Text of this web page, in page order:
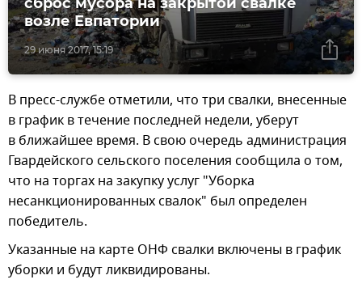
29 июня 2017, 15:19
возле Евпатории
В пресс-службе отметили, что три свалки, внесенные
в график в течение последней недели, уберут
в ближайшее время. В свою очередь администрация
Гвардейского сельского поселения сообщила о том,
что на торгах на закупку услуг "Уборка
несанкционированных свалок" был определен
победитель.
Указанные на карте ОНФ свалки включены в график
уборки и будут ликвидированы.